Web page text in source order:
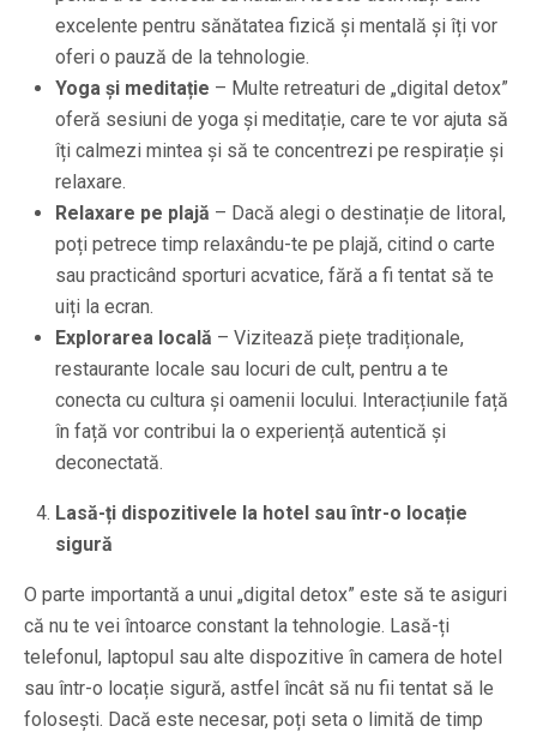
excelente pentru sănătatea fizică și mentală și îți vor
oferi o pauză de la tehnologie.
Yoga și meditație – Multe retreaturi de „digital detox”
oferă sesiuni de yoga și meditație, care te vor ajuta să
îți calmezi mintea și să te concentrezi pe respirație și
relaxare.
Relaxare pe plajă – Dacă alegi o destinație de litoral,
poți petrece timp relaxându-te pe plajă, citind o carte
sau practicând sporturi acvatice, fără a fi tentat să te
uiți la ecran.
Explorarea locală – Vizitează piețe tradiționale,
restaurante locale sau locuri de cult, pentru a te
conecta cu cultura și oamenii locului. Interacțiunile față
în față vor contribui la o experiență autentică și
deconectată.
Lasă-ți dispozitivele la hotel sau într-o locație
sigură
O parte importantă a unui „digital detox” este să te asiguri
că nu te vei întoarce constant la tehnologie. Lasă-ți
telefonul, laptopul sau alte dispozitive în camera de hotel
sau într-o locație sigură, astfel încât să nu fii tentat să le
folosești. Dacă este necesar, poți seta o limită de timp